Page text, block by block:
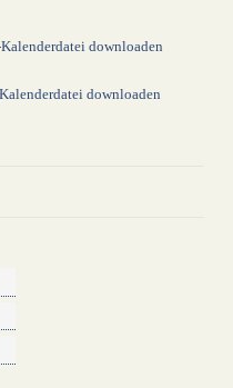
downloaden
downloaden